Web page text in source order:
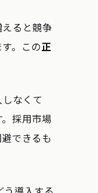
ると競争
。この正
なくて
採用市場
できるも